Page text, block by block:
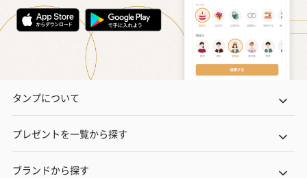
タンプについて
プレゼントを一覧から探す
ブランドから探す